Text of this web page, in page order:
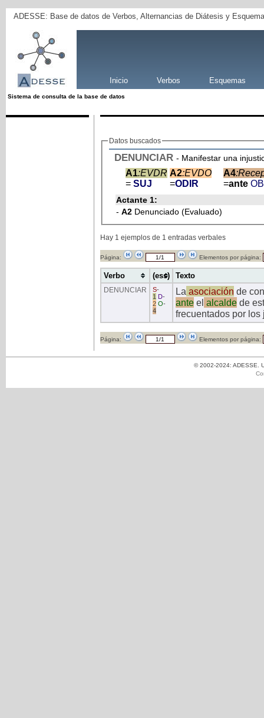
ADESSE: Base de datos de Verbos, Alternancias de Diátesis y
Inicio Verbos Esquemas
Sistema de consulta de la base de datos
Datos buscados
DENUNCIAR - Manifestar una
A1:EVDR
= SUJ
A2:EVDO
=ODIR
A4
=ante
Actante 1:
- A2Denunciado (Evaluado)
Hay 1 ejemplos de 1 entradas verbales
Página: Elementos por página:
Verbo (ess) Texto
DENUNCIAR S-
1
D-
2 O-
4
La asociación de
anteel alcaldede
frecuentados por
Página: Elementos por página:
© 2002-2024: ADESSE.